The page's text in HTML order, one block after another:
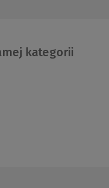
kategorii